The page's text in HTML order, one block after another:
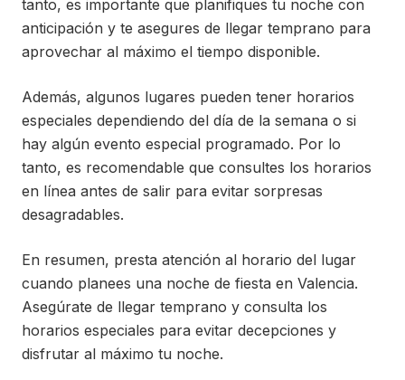
tanto, es importante que planifiques tu noche con
anticipación y te asegures de llegar temprano para
aprovechar al máximo el tiempo disponible.
Además, algunos lugares pueden tener horarios
especiales dependiendo del día de la semana o si
hay algún evento especial programado. Por lo
tanto, es recomendable que consultes los horarios
en línea antes de salir para evitar sorpresas
desagradables.
En resumen, presta atención al horario del lugar
cuando planees una noche de fiesta en Valencia.
Asegúrate de llegar temprano y consulta los
horarios especiales para evitar decepciones y
disfrutar al máximo tu noche.